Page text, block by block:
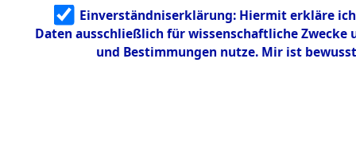
g
5.3.3
Todesmärsch
0002
Einverständniserklärung: Hiermit erkläre
Daten ausschließlich für wissenschaftliche
und Bestimmungen nutze. Mir ist